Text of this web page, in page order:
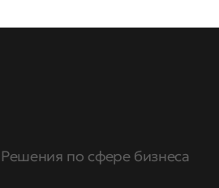
Решения по сфере бизнеса